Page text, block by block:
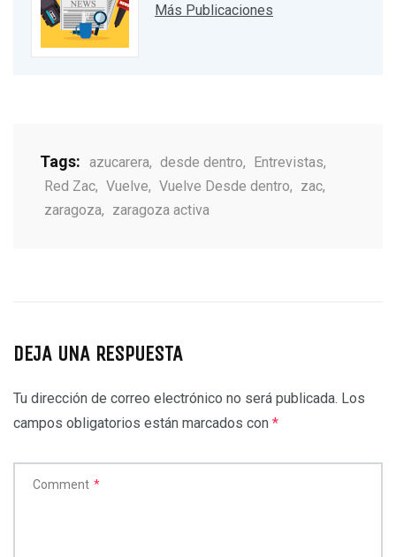
Más Publicaciones
Tags: azucarera, desde dentro, Entrevistas,
Red Zac, Vuelve, Vuelve Desde dentro, zac,
zaragoza, zaragoza activa
DEJA UNA RESPUESTA
Tu dirección de correo electrónico no será publicada. Los
campos obligatorios están marcados con *
Comment *